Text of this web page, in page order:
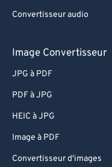
Convertisseur audio
Image Convertisseur
JPG à PDF
PDF à JPG
HEIC à JPG
Image à PDF
Convertisseur d'images